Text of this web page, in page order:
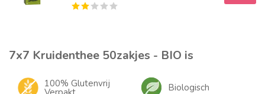
7x7 Kruidenthee 50zakjes - BIO is
100% Glutenvrij Biologisch